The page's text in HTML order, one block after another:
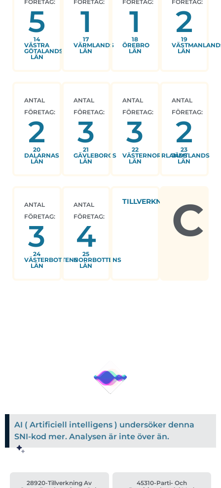
FÖRETAG:
5
14
VÄSTRA
GÖTALANDS
LÄN
FÖRETAG:
1
17
VÄRMLANDS
LÄN
FÖRETAG:
1
18
ÖREBRO
LÄN
FÖRETAG:
2
19
LÄN
ANTAL
FÖRETAG:
2
20
DALARNAS
LÄN
ANTAL
FÖRETAG:
3
21
GÄVLEBORGS
LÄN
ANTAL
FÖRETAG:
3
22
VÄSTERNORRLANDS
LÄN
ANTAL
FÖRETAG:
2
23
JÄMTLANDS
LÄN
ANTAL
FÖRETAG:
3
24
VÄSTERBOTTENS
LÄN
ANTAL
FÖRETAG:
4
25
NORRBOTTENS
LÄN
TILLVERKNING C
AI ( Artificiell intelligens ) undersöker denna
SNI-kod mer. Analysen är inte över än.
28920-Tillverkning Av
45310-Parti- Och